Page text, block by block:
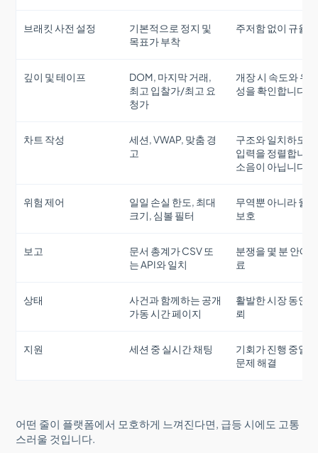
브래킷 사전 설정
기본적으로 정지 및
목표가 부착
주저함 없이 규율
깊이 및 테이프
DOM, 마지막 거래,
최고 입찰가/최고 요
청가
개장 시 속도와 유
성을 확인합니다
차트 작성
세션, VWAP, 맞춤 경
고
구조와 일치하도록
입력을 정렬합니
소음이 아닙니다
위험 제어
일일 손실 한도, 최대
크기, 심볼 필터
무역뿐 아니라 월을
보호
보고
문서 총계가 CSV 또
는 API와 일치
분쟁을 몇 분 안에
료
상태
사건과 함께하는 공개
가동 시간 페이지
활발한 시장 동안
뢰
지원 세션 중 실시간 채팅
기회가 진행 중일
문제 해결
어떤 줄이 플랫폼에서 모호하게 느껴진다면, 급등 시에도 고통
스러울 것입니다.